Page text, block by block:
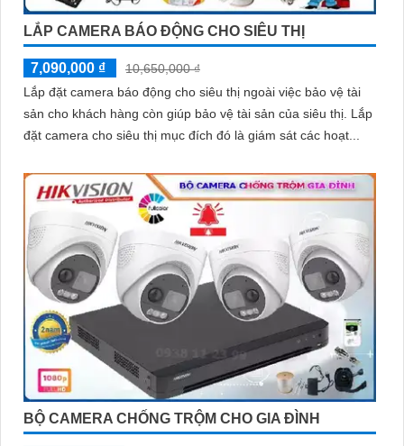
LẮP CAMERA BÁO ĐỘNG CHO SIÊU THỊ
7,090,000 ₫
10,650,000 ₫
Lắp đặt camera báo động cho siêu thị ngoài việc bảo vệ tài
sản cho khách hàng còn giúp bảo vệ tài sản của siêu thị. Lắp
đặt camera cho siêu thị mục đích đó là giám sát các hoạt...
BỘ CAMERA CHỐNG TRỘM CHO GIA ĐÌNH